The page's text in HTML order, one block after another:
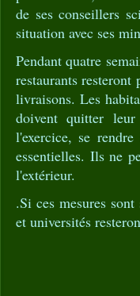
de ses conseillers
situation avec ses
Pendant quatre
restaurants resteront
livraisons. Les
doivent quitter
l'exercice, se
essentielles. Ils ne
l'extérieur.
.Si ces mesures
et universités